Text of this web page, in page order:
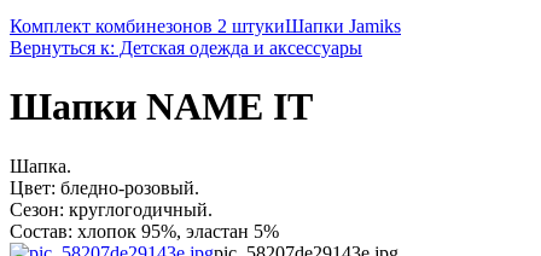
Комплект комбинезонов 2 штукиШапки Jamiks
Вернуться к: Детская одежда и аксессуары
Шапки NAME IT
Шапка.
Цвет: бледно-розовый.
Сезон: круглогодичный.
Состав: хлопок 95%, эластан 5%